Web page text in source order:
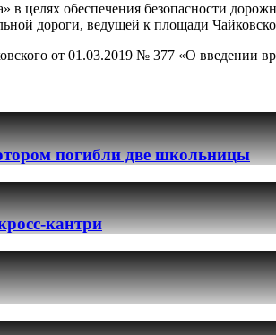
целях обеспечения безопасности
дороги, ведущей к площади
от 01.03.2019 № 377 «О введении
погибли две школьницы
кантри